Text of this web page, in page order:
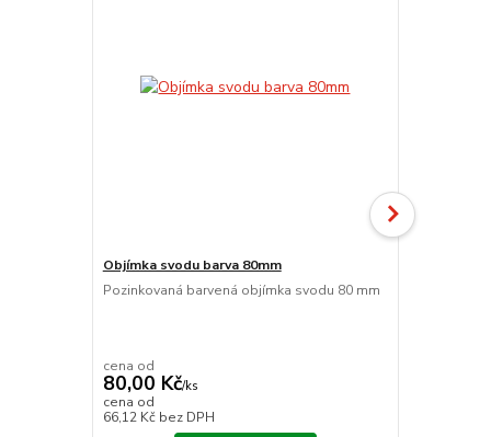
Objímka svodu barva 80mm
Pozinkovaná barvená objímka svodu 80 mm
cena od
80,00 Kč/ks
cena od
66,12 Kč bez DPH